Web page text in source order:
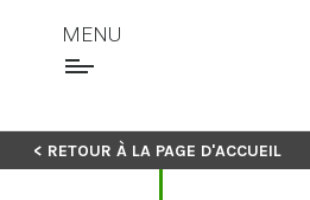
Skip
MENU
< RETOUR À LA PAGE D'ACCUEIL